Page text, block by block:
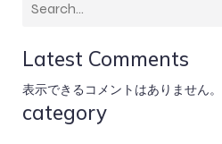
Latest Comments
表示できるコメントはありません。
category